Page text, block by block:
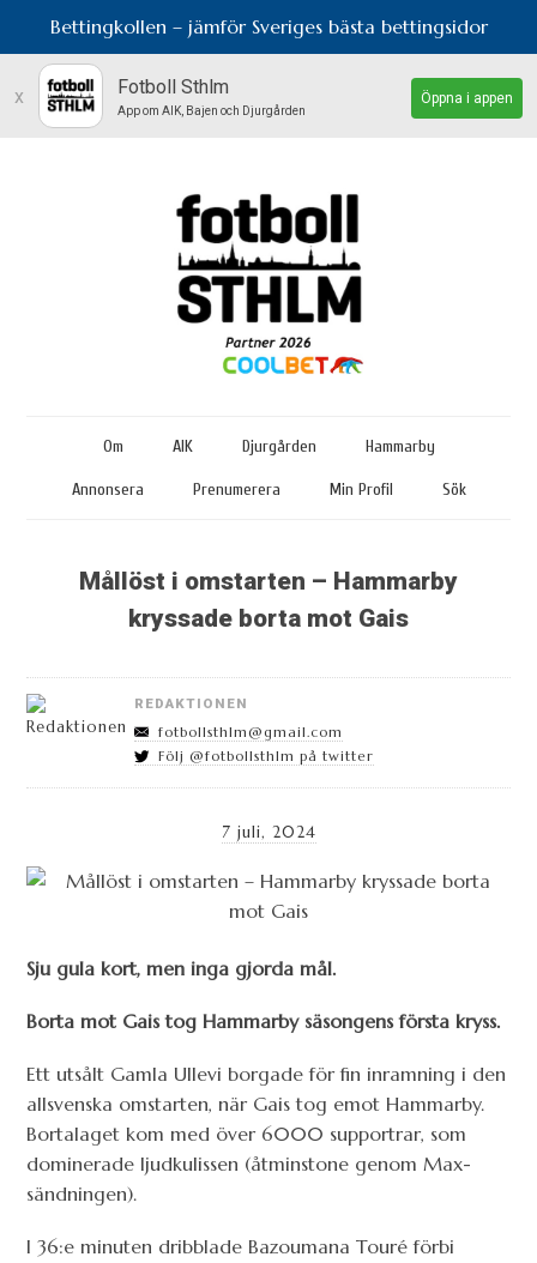
Bettingkollen – jämför Sveriges bästa bettingsidor
x Fotboll Sthlm
App om AIK, Bajen och Djurgården
Öppna i appen
Om AIK Djurgården Hammarby
Annonsera Prenumerera Min Profil Sök
Mållöst i omstarten – Hammarby
kryssade borta mot Gais
REDAKTIONEN
fotbollsthlm@gmail.com
Följ @fotbollsthlm på twitter
7 juli, 2024
Sju gula kort, men inga gjorda mål.
Borta mot Gais tog Hammarby säsongens första kryss.
Ett utsålt Gamla Ullevi borgade för fin inramning i den
allsvenska omstarten, när Gais tog emot Hammarby.
Bortalaget kom med över 6000 supportrar, som
dominerade ljudkulissen (åtminstone genom Max-
sändningen).
I 36:e minuten dribblade Bazoumana Touré förbi